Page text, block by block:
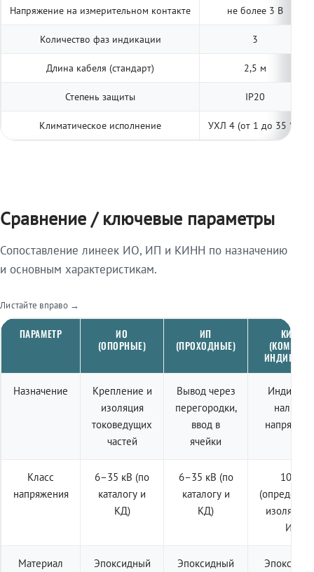
Напряжение на измерительном контакте не более 3 В
Количество фаз индикации 3
Длина кабеля (стандарт) 2,5 м
Степень защиты IP20
Климатическое исполнение УХЛ 4 (от 1 до 35 °С)
Сравнение / ключевые параметры
Сопоставление линеек ИО, ИП и КИНН по назначению
и основным характеристикам.
Листайте вправо →
ПАРАМЕТР
ИО
(ОПОРНЫЕ)
ИП
(ПРОХОДНЫЕ)
КИНН
Назначение
Крепление и
изоляция
токоведущих
частей
Вывод через
перегородки,
ввод в
ячейки
наличия
Класс
напряжения
6–35 кВ (по
каталогу и
КД)
6–35 кВ (по
каталогу и
КД)
10 кВ
ИЕ)
Материал
Эпоксидный
Эпоксидный